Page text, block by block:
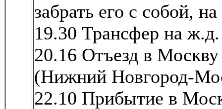
забрать его с собой,
19.30 Трансфер на
20.16 Отъезд в
(Нижний Новгород-
22.10 Прибытие в